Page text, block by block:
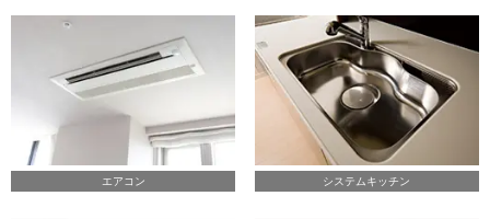
エアコン システムキッチン